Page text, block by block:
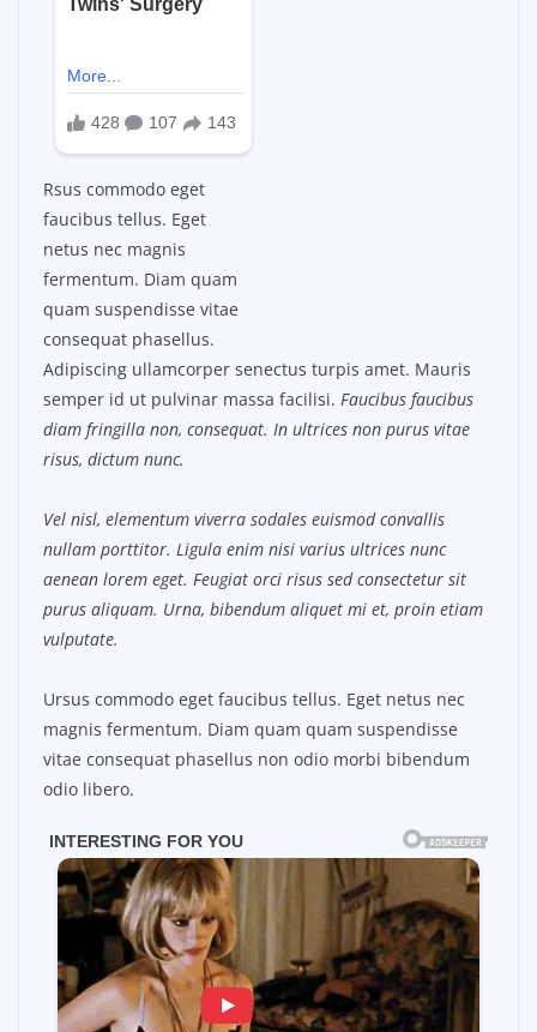
Rsus commodo eget
faucibus tellus. Eget
netus nec magnis
fermentum. Diam quam
quam suspendisse vitae
consequat phasellus.
Adipiscing ullamcorper senectus turpis amet. Mauris
semper id ut pulvinar massa facilisi. Faucibus faucibus
diam fringilla non, consequat. In ultrices non purus vitae
risus, dictum nunc.
Vel nisl, elementum viverra sodales euismod convallis
nullam porttitor. Ligula enim nisi varius ultrices nunc
aenean lorem eget. Feugiat orci risus sed consectetur sit
purus aliquam. Urna, bibendum aliquet mi et, proin etiam
vulputate.
Ursus commodo eget faucibus tellus. Eget netus nec
magnis fermentum. Diam quam quam suspendisse
vitae consequat phasellus non odio morbi bibendum
odio libero.